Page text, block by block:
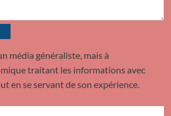
média généraliste, mais à
traitant les informations avec
en se servant de son expérience.